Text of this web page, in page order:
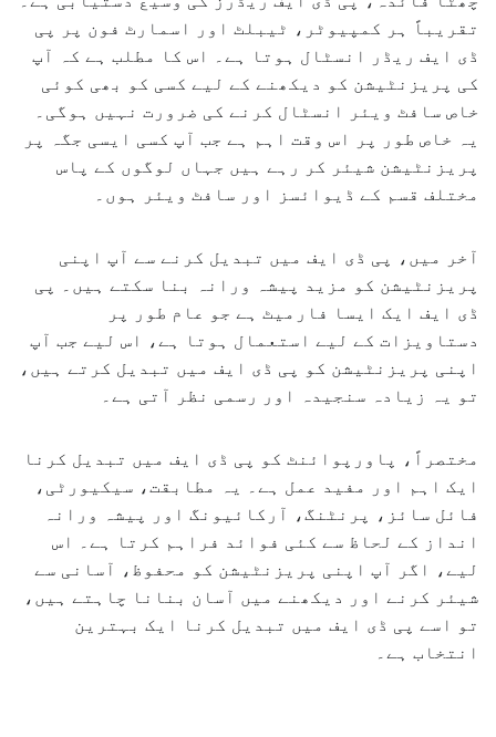
تقریباً ہر کمپیوٹر، ٹیبلٹ اور اسمارٹ فون پر پی
ڈی ایف ریڈر انسٹال ہوتا ہے۔ اس کا مطلب ہے کہ آپ
کی پریزنٹیشن کو دیکھنے کے لیے کسی کو بھی کوئی
خاص سافٹ ویئر انسٹال کرنے کی ضرورت نہیں ہوگی۔
یہ خاص طور پر اس وقت اہم ہے جب آپ کسی ایسی جگہ پر
پریزنٹیشن شیئر کر رہے ہیں جہاں لوگوں کے پاس
مختلف قسم کے ڈیوائسز اور سافٹ ویئر ہوں۔
آخر میں، پی ڈی ایف میں تبدیل کرنے سے آپ اپنی
پریزنٹیشن کو مزید پیشہ ورانہ بنا سکتے ہیں۔ پی
ڈی ایف ایک ایسا فارمیٹ ہے جو عام طور پر
دستاویزات کے لیے استعمال ہوتا ہے، اس لیے جب آپ
اپنی پریزنٹیشن کو پی ڈی ایف میں تبدیل کرتے ہیں،
تو یہ زیادہ سنجیدہ اور رسمی نظر آتی ہے۔
مختصراً، پاورپوائنٹ کو پی ڈی ایف میں تبدیل کرنا
ایک اہم اور مفید عمل ہے۔ یہ مطابقت، سیکیورٹی،
فائل سائز، پرنٹنگ، آرکائیونگ اور پیشہ ورانہ
انداز کے لحاظ سے کئی فوائد فراہم کرتا ہے۔ اس
لیے، اگر آپ اپنی پریزنٹیشن کو محفوظ، آسانی سے
شیئر کرنے اور دیکھنے میں آسان بنانا چاہتے ہیں،
تو اسے پی ڈی ایف میں تبدیل کرنا ایک بہترین
انتخاب ہے۔